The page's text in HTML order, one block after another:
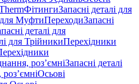
ФітингиЗапасні деталі для
для МуфтиПереходиЗапасні
деталі для
для ТрійникиПерехідники
роз’ємніЗапасні деталі
Осьові